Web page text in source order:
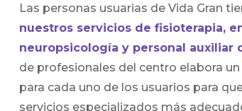
Las personas usuarias de Vida Gran
nuestros servicios de fisioterapia,
neuropsicología y personal auxiliar
de profesionales del centro elabora un
para cada uno de los usuarios para
servicios especializados más